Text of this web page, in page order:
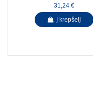
31,24 €
Į krepšelį